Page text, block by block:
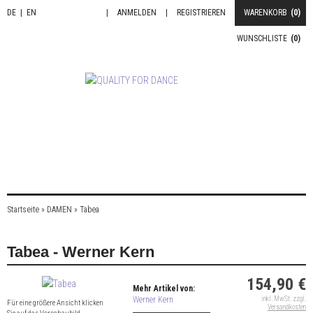
DE EN WARENKORB (0)
REGISTRIEREN
ANMELDEN
WUNSCHLISTE (0)
Startseite » DAMEN » Tabea
Tabea - Werner Kern
Für eine größere Ansicht klicken
Mehr Artikel von:
Werner Kern
154,90 €
inkl. MwSt. zzgl.
Versandkosten